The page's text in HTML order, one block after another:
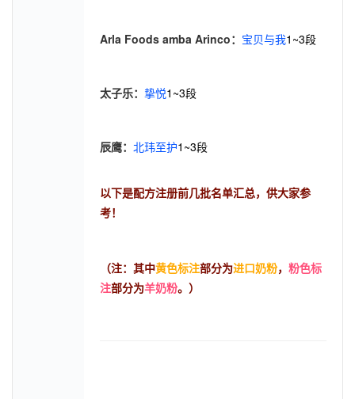
Arla Foods amba Arinco： 宝贝与我1~3段
太子乐： 挚悦1~3段
辰鹰： 北玮至护1~3段
以下是配方注册前几批名单汇总，供大家参
考！
（注： 其中黄色标注部分为进口奶粉， 粉色标
注部分为羊奶粉。）